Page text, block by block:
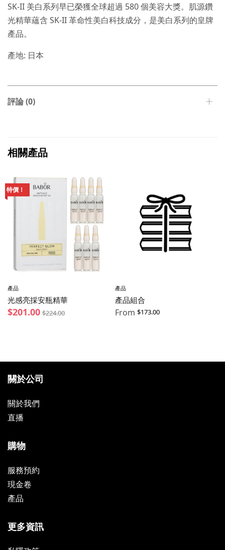
SK-II 美白系列早已榮獲全球超過 580 個美容大獎。肌源鑽
光精華蘊含 SK-II 革命性美白科技成分，是美白系列的皇牌
產品。
產地: 日本
評論 (0)
相關產品
特價！
產品
光感亮採安瓶精華
$201.00 $224.00
產品
產品組合
From $173.00
關於公司
關於我們
直播
購物
服務預約
現金卷
產品
更多資訊